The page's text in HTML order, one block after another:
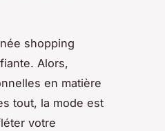
shopping
Alors,
en matière
tout, la mode est
votre